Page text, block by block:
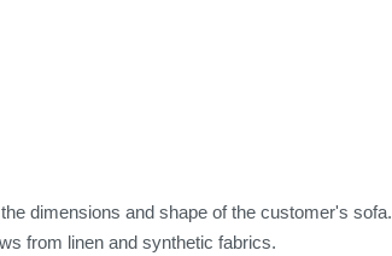
dimensions and shape of the customer's sofa.
from linen and synthetic fabrics.